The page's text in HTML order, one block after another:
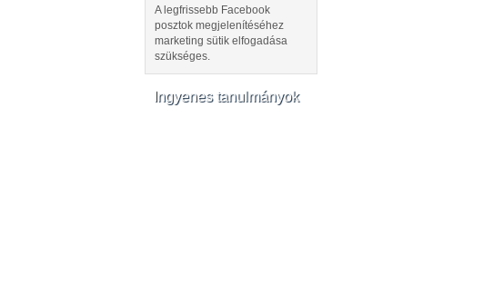
A legfrissebb Facebook
posztok megjelenítéséhez
marketing sütik elfogadása
szükséges.
Ingyenes tanulmányok